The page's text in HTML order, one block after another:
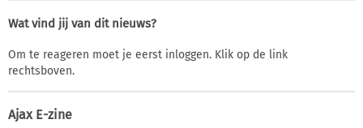
Wat vind jij van dit nieuws?
Om te reageren moet je eerst inloggen. Klik op de link
rechtsboven.
Ajax E-zine